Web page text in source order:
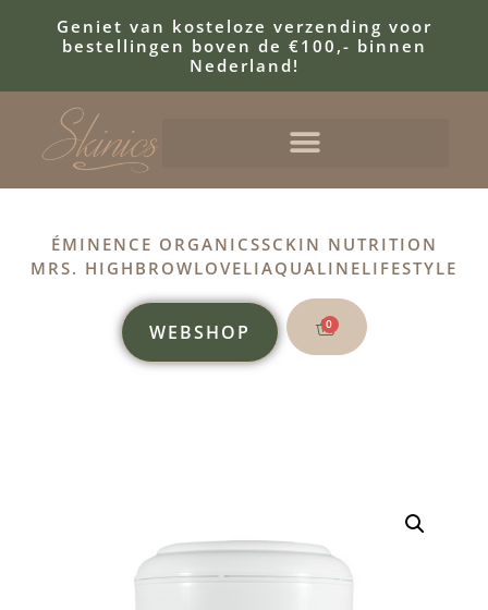
Geniet van kosteloze verzending voor
bestellingen boven de €100,- binnen
Nederland!
ÉMINENCE ORGANICSSCKIN NUTRITION
MRS. HIGHBROWLOVELIAQUALINELIFESTYLE
WEBSHOP 0